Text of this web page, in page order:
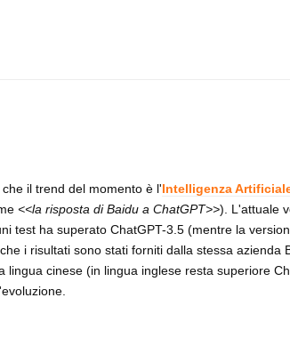
che il trend del momento è l'Intelligenza
<<la risposta di Baidu a ChatGPT>>). L'attuale
test ha superato ChatGPT-3.5 (mentre la
i risultati sono stati forniti dalla stessa azienda
lingua cinese (in lingua inglese resta superiore